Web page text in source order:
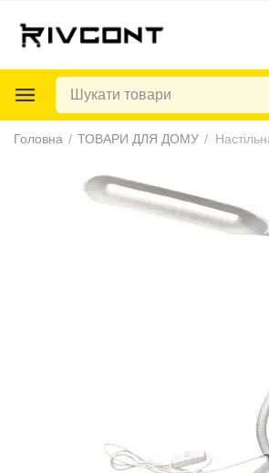
Головна / ТОВАРИ ДЛЯ ДОМУ /